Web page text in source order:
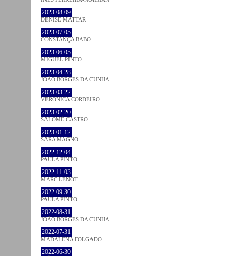
2023-08-09
DENISE MATTAR
2023-07-05
CONSTANÇA BABO
2023-06-05
MIGUEL PINTO
2023-04-28
JOÃO BORGES DA CUNHA
2023-03-22
VERONICA CORDEIRO
2023-02-20
SALOMÉ CASTRO
2023-01-12
SARA MAGNO
2022-12-04
PAULA PINTO
2022-11-03
MARC LENOT
2022-09-30
PAULA PINTO
2022-08-31
JOÃO BORGES DA CUNHA
2022-07-31
MADALENA FOLGADO
2022-06-30